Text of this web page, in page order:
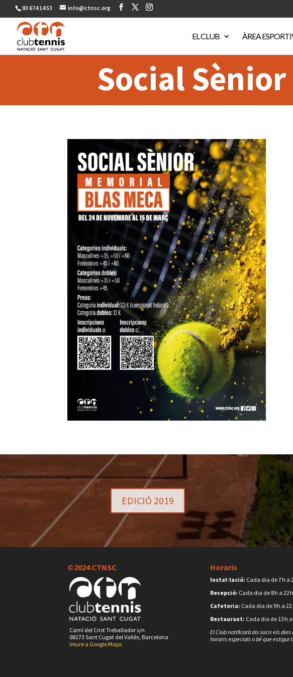
93 674 14 53 info@ctnsc.org
EL CLUB ÀREA
Social
EDICIÓ 2019
©2024 CTNSC
Camí del Crist Treballador s/n
08173 Sant Cugat del Vallès, Barcelona
Veure a Google Maps
Horaris
Instal·lació: Cada dia de 7 h a
Recepció: Cada dia de 8 h a 22 h
Cafeteria: Cada dia de 9 h a 22
Restaurant: Cada dia de 13 h a
El Club notificarà als socis els
horaris especials o bé que estigui